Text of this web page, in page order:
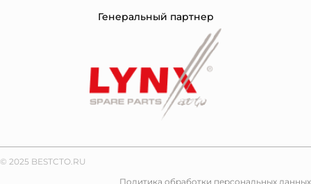
Генеральный партнер
© 2025 BESTCTO.RU
Политика обработки персональных данных